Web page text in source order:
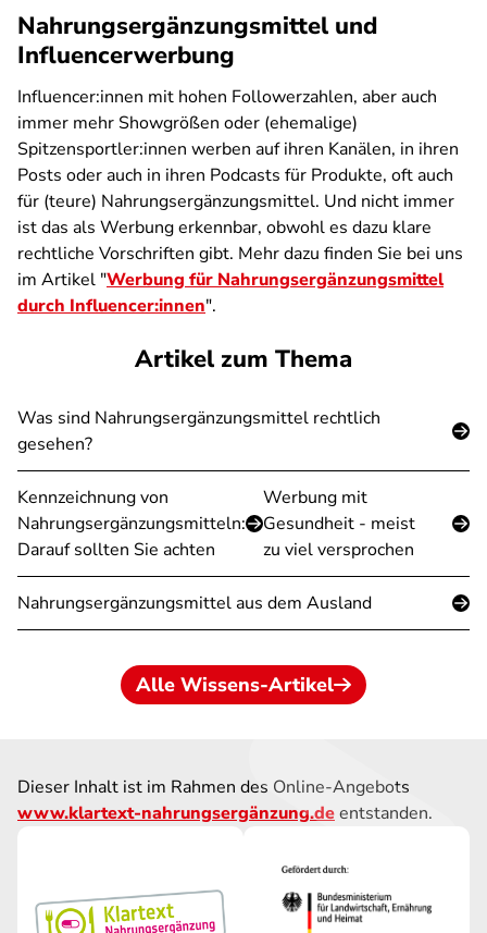
Nahrungsergänzungsmittel und
Influencerwerbung
Influencer:innen mit hohen Followerzahlen, aber auch
immer mehr Showgrößen oder (ehemalige)
Spitzensportler:innen werben auf ihren Kanälen, in ihren
Posts oder auch in ihren Podcasts für Produkte, oft auch
für (teure) Nahrungsergänzungsmittel. Und nicht immer
ist das als Werbung erkennbar, obwohl es dazu klare
rechtliche Vorschriften gibt. Mehr dazu finden Sie bei uns
im Artikel "Werbung für Nahrungsergänzungsmittel
durch Influencer:innen".
Artikel zum Thema
Was sind Nahrungsergänzungsmittel rechtlich
gesehen?
Kennzeichnung von
Nahrungsergänzungsmitteln:
Darauf sollten Sie achten
Werbung mit
Gesundheit - meist
zu viel versprochen
Nahrungsergänzungsmittel aus dem Ausland
Alle Wissens-Artikel
Dieser Inhalt ist im Rahmen des Online-Angebots
www.klartext-nahrungsergänzung.deentstanden.